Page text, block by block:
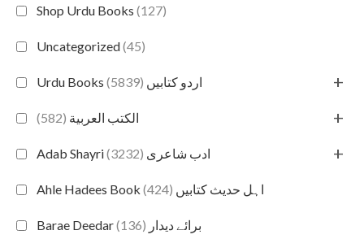
Shop Urdu Books (127)
Uncategorized(45)
Urdu Books اردو کتابیں (5839) +
الكتب العربية (582) +
Adab Shayri ادب شاعری (3232) +
Ahle Hadees Book اہل حدیث کتابیں (424)
Barae Deedar برائے دیدار (136)